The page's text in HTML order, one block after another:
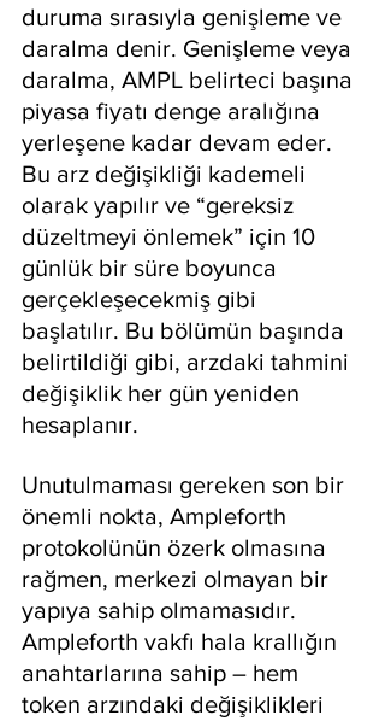
duruma sırasıyla genişleme ve
daralma denir. Genişleme veya
daralma, AMPL belirteci başına
piyasa fiyatı denge aralığına
yerleşene kadar devam eder.
Bu arz değişikliği kademeli
olarak yapılır ve “gereksiz
düzeltmeyi önlemek” için 10
günlük bir süre boyunca
gerçekleşecekmiş gibi
başlatılır. Bu bölümün başında
belirtildiği gibi, arzdaki tahmini
değişiklik her gün yeniden
hesaplanır.
Unutulmaması gereken son bir
önemli nokta, Ampleforth
protokolünün özerk olmasına
rağmen, merkezi olmayan bir
yapıya sahip olmamasıdır.
Ampleforth vakfı hala krallığın
anahtarlarına sahip – hem
token arzındaki değişiklikleri